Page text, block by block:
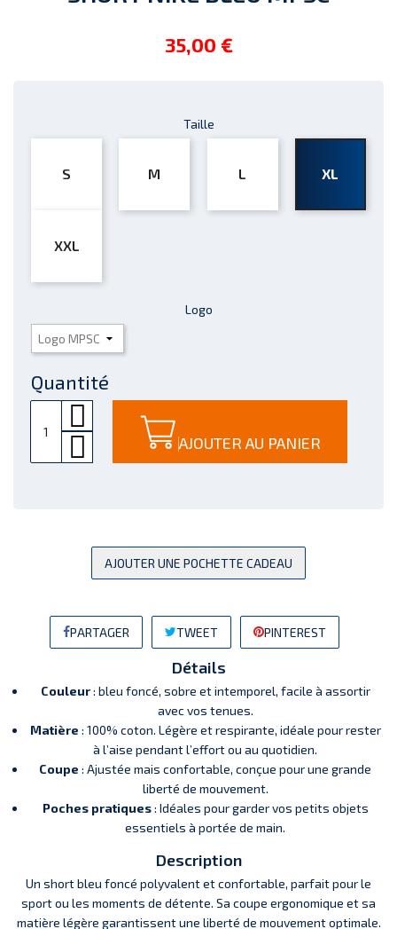
35,00 €
Taille
S M L XL
XXL
Logo
Quantité
AJOUTER AU PANIER
AJOUTER UNE POCHETTE CADEAU
PARTAGER TWEET PINTEREST
Détails
Couleur: bleu foncé, sobre et intemporel, facile à assortir
avec vos tenues.
Matière : 100% coton. Légère et respirante, idéale pour rester
à l’aise pendant l’effort ou au quotidien.
Coupe : Ajustée mais confortable, conçue pour une grande
liberté de mouvement.
Poches pratiques: Idéales pour garder vos petits objets
essentiels à portée de main.
Description
Un short bleu foncé polyvalent et confortable, parfait pour le
sport ou les moments de détente. Sa coupe ergonomique et sa
matière légère garantissent une liberté de mouvement optimale.